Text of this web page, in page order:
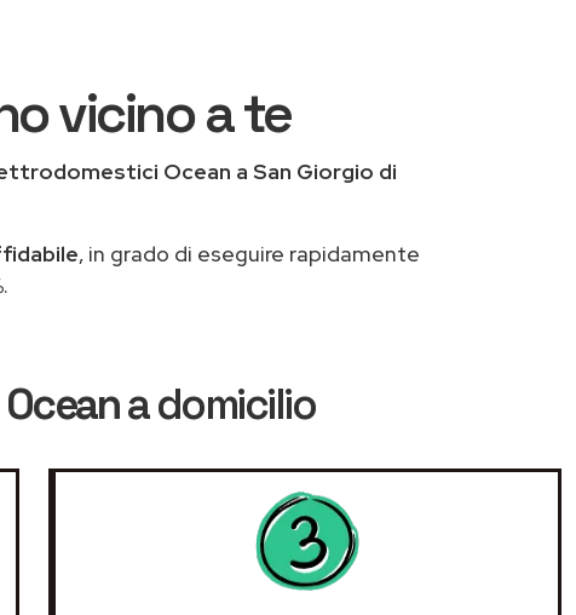
vicino a te
Ocean a San Giorgio di
, in grado di eseguire rapidamente
.
a domicilio